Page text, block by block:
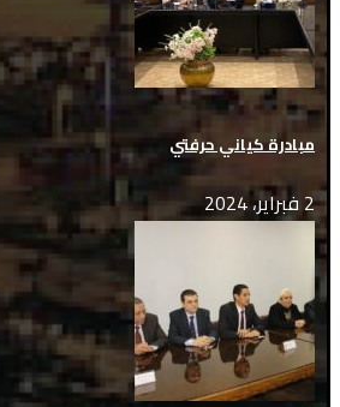
مبادرة كياني حرفتي
2 فبراير، 2024